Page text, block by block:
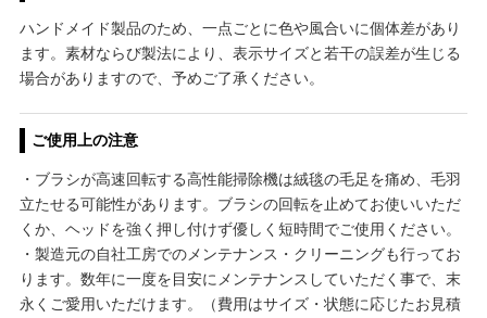
ハンドメイド製品のため、一点ごとに色や風合いに個体差があり
ます。素材ならび製法により、表示サイズと若干の誤差が生じる
場合がありますので、予めご了承ください。
ご使用上の注意
・ブラシが高速回転する高性能掃除機は絨毯の毛足を痛め、毛羽
立たせる可能性があります。ブラシの回転を止めてお使いいただ
くか、ヘッドを強く押し付けず優しく短時間でご使用ください。
・製造元の自社工房でのメンテナンス・クリーニングも行ってお
ります。数年に一度を目安にメンテナンスしていただく事で、末
永くご愛用いただけます。（費用はサイズ・状態に応じたお見積